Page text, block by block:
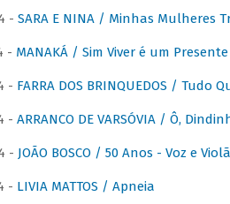
- SARA E NINA / Minhas Mulheres
- MANAKÁ / Sim Viver é um Presente
- FARRA DOS BRINQUEDOS / Tudo
- ARRANCO DE VARSÓVIA / Ô,
- JOÃO BOSCO / 50 Anos - Voz e
- LIVIA MATTOS / Apneia